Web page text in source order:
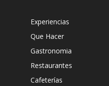
Experiencias
Que Hacer
Gastronomia
Restaurantes
Cafeterías